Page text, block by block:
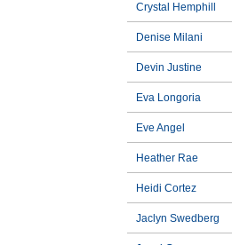
Crystal Hemphill
Denise Milani
Devin Justine
Eva Longoria
Eve Angel
Heather Rae
Heidi Cortez
Jaclyn Swedberg